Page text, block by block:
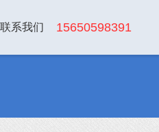
15650598391
联系我们